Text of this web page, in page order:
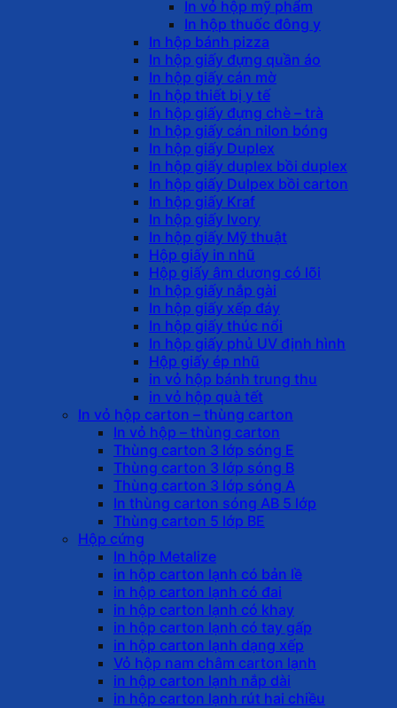
In vỏ hộp mỹ phẩm
In hộp thuốc đông y
In hộp bánh pizza
In hộp giấy đựng quần áo
In hộp giấy cán mờ
In hộp thiết bị y tế
In hộp giấy đựng chè – trà
In hộp giấy cán nilon bóng
In hộp giấy Duplex
In hộp giấy duplex bồi duplex
In hộp giấy Dulpex bồi carton
In hộp giấy Kraf
In hộp giấy Ivory
In hộp giấy Mỹ thuật
Hộp giấy in nhũ
Hộp giấy âm dương có lõi
In hộp giấy nắp gài
In hộp giấy xếp đáy
In hộp giấy thúc nổi
In hộp giấy phủ UV định hình
Hộp giấy ép nhũ
in vỏ hộp bánh trung thu
in vỏ hộp quà tết
In vỏ hộp carton – thùng carton
In vỏ hộp – thùng carton
Thùng carton 3 lớp sóng E
Thùng carton 3 lớp sóng B
Thùng carton 3 lớp sóng A
In thùng carton sóng AB 5 lớp
Thùng carton 5 lớp BE
Hộp cứng
In hộp Metalize
in hộp carton lạnh có bản lề
in hộp carton lạnh có đai
in hộp carton lạnh có khay
in hộp carton lạnh có tay gấp
in hộp carton lạnh dạng xếp
Vỏ hộp nam châm carton lạnh
in hộp carton lạnh nắp dài
in hộp carton lạnh rút hai chiều